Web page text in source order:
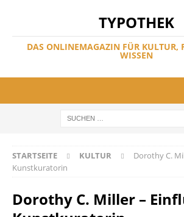
TYPOTHEK
DAS ONLINEMAGAZIN FÜR KULTUR,
WISSEN
STARTSEITE KULTUR
Dorothy C.
Kunstkuratorin
Dorothy C. Miller –